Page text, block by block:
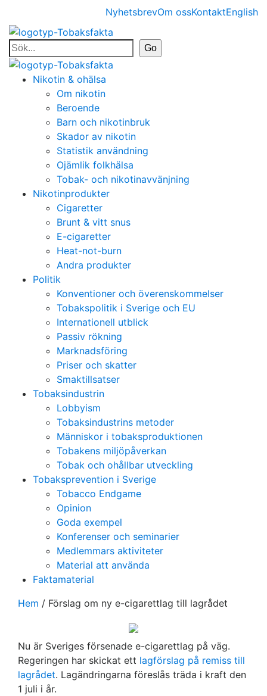
NyhetsbrevOm ossKontaktEnglish
Nikotin & ohälsa
Om nikotin
Beroende
Barn och nikotinbruk
Skador av nikotin
Statistik användning
Ojämlik folkhälsa
Tobak- och nikotinavvänjning
Nikotinprodukter
Cigaretter
Brunt & vitt snus
E-cigaretter
Heat-not-burn
Andra produkter
Politik
Konventioner och överenskommelser
Tobakspolitik i Sverige och EU
Internationell utblick
Passiv rökning
Marknadsföring
Priser och skatter
Smaktillsatser
Tobaksindustrin
Lobbyism
Tobaksindustrins metoder
Människor i tobaksproduktionen
Tobakens miljöpåverkan
Tobak och ohållbar utveckling
Tobaksprevention i Sverige
Tobacco Endgame
Opinion
Goda exempel
Konferenser och seminarier
Medlemmars aktiviteter
Material att använda
Faktamaterial
Hem / Förslag om ny e-cigarettlag till lagrådet
Nu är Sveriges försenade e-cigarettlag på väg.
Regeringen har skickat ett lagförslag på remiss till
lagrådet. Lagändringarna föreslås träda i kraft den
1 juli i år.